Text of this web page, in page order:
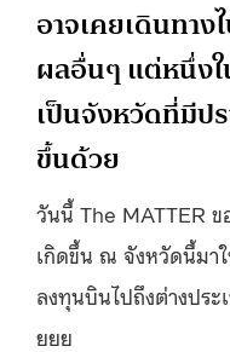
อาจเคยเดินทาง
ผลอื่นๆ แต่หนึ่งใ
เป็นจังหวัดที่มีป
ขึ้นด้วย
วันนี้ The MATTER
เกิดขึ้น ณ จังหวัดนี้มา
ลงทุนบินไปถึงต่างประ
ยยย